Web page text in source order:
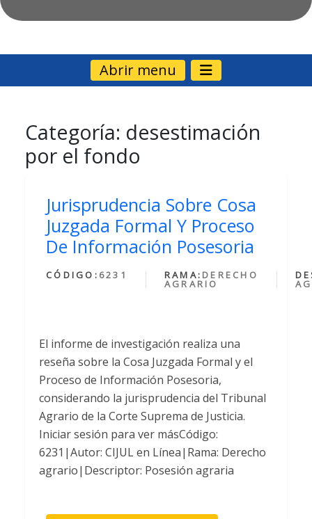
Abrir menu
Categoría: desestimación
por el fondo
Jurisprudencia Sobre Cosa
Juzgada Formal Y Proceso
De Información Posesoria
CÓDIGO: 6231 RAMA: DERECHO
AGRARIO
El informe de investigación realiza una
reseña sobre la Cosa Juzgada Formal y el
Proceso de Información Posesoria,
considerando la jurisprudencia del Tribunal
Agrario de la Corte Suprema de Justicia.
Iniciar sesión para ver másCódigo:
6231|Autor: CIJUL en Línea|Rama: Derecho
agrario|Descriptor: Posesión agraria